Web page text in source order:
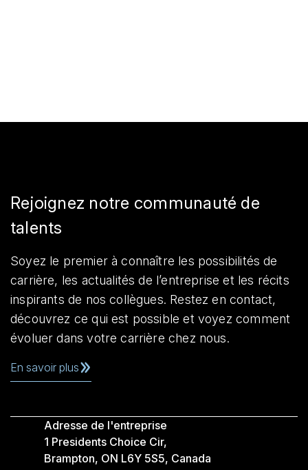
Rejoignez notre communauté de
talents
Soyez le premier à connaître les possibilités de
carrière, les actualités de l’entreprise et les récits
inspirants de nos collègues. Restez en contact,
découvrez ce qui est possible et voyez comment
évoluer dans votre carrière chez nous.
En savoir plus
Adresse de l'entreprise
1 Presidents Choice Cir,
Brampton, ON L6Y 5S5, Canada